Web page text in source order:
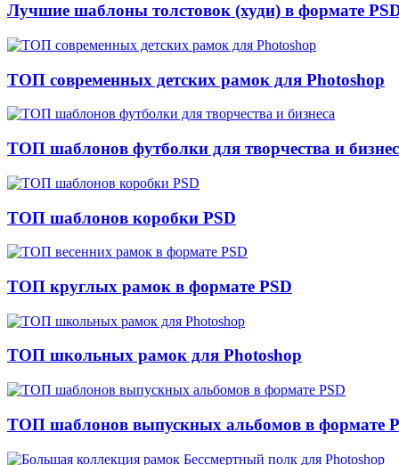
Лучшие шаблоны толстовок (худи) в формате
ТОП современных детских рамок для Photoshop
ТОП шаблонов футболки для творчества и
ТОП шаблонов коробки PSD
ТОП круглых рамок в формате PSD
ТОП школьных рамок для Photoshop
ТОП шаблонов выпускных альбомов в формате